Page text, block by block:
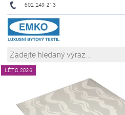
602 249 213
LÉTO 2026